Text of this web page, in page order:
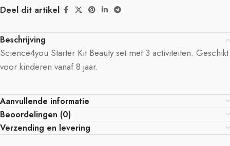
Deel dit artikel
Beschrijving
Science4you Starter Kit Beauty set met 3 activiteiten. Geschikt
voor kinderen vanaf 8 jaar.
Aanvullende informatie
Beoordelingen (0)
Verzending en levering